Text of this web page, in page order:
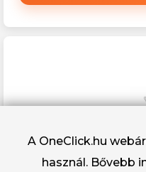
A OneClick.hu
használ. Bővebb